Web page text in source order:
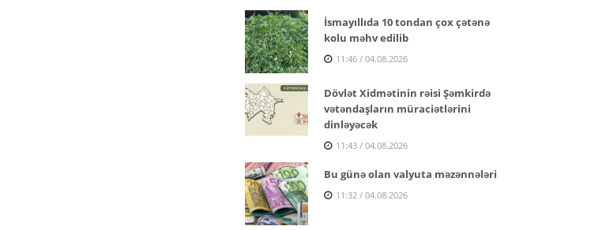
İsmayıllıda 10 tondan çox çətənə
kolu məhv edilib
11:46 / 04.08.2026
Dövlət Xidmətinin rəisi Şəmkirdə
vətəndaşların müraciətlərini
dinləyəcək
11:43 / 04.08.2026
Bu günə olan valyuta məzənnələri
11:32 / 04.08.2026